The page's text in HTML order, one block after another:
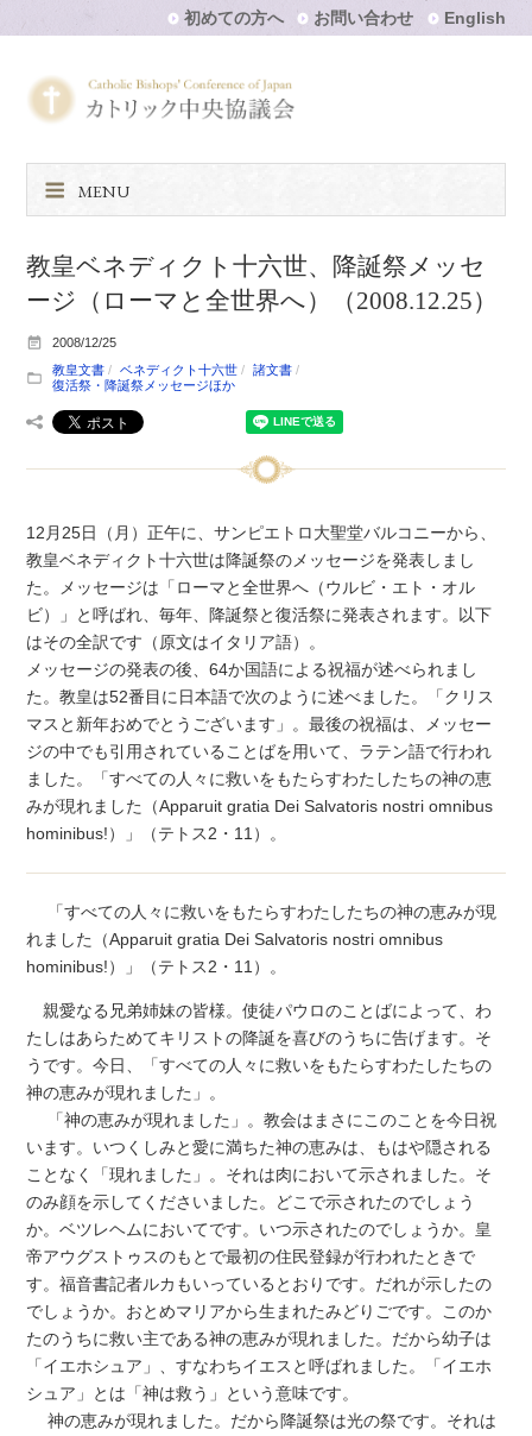
初めての方へ お問い合わせ English
MENU
教皇ベネディクト十六世、降誕祭メッセ
ージ（ローマと全世界へ）（2008.12.25）
2008/12/25
教皇文書
ベネディクト十六世
諸文書
復活祭・降誕祭メッセージほか
12月25日（月）正午に、サンピエトロ大聖堂バルコニーから、
教皇ベネディクト十六世は降誕祭のメッセージを発表しまし
た。メッセージは「ローマと全世界へ（ウルビ・エト・オル
ビ）」と呼ばれ、毎年、降誕祭と復活祭に発表されます。以下
はその全訳です（原文はイタリア語）。
メッセージの発表の後、64か国語による祝福が述べられまし
た。教皇は52番目に日本語で次のように述べました。「クリス
マスと新年おめでとうございます」。最後の祝福は、メッセー
ジの中でも引用されていることばを用いて、ラテン語で行われ
ました。「すべての人々に救いをもたらすわたしたちの神の恵
みが現れました（Apparuit gratia Dei Salvatoris nostri omnibus
hominibus!）」（テトス2・11）。
「すべての人々に救いをもたらすわたしたちの神の恵みが現
れました（Apparuit gratia Dei Salvatoris nostri omnibus
hominibus!）」（テトス2・11）。
親愛なる兄弟姉妹の皆様。使徒パウロのことばによって、わ
たしはあらためてキリストの降誕を喜びのうちに告げます。そ
うです。今日、「すべての人々に救いをもたらすわたしたちの
神の恵みが現れました」。
「神の恵みが現れました」。教会はまさにこのことを今日祝
います。いつくしみと愛に満ちた神の恵みは、もはや隠される
ことなく「現れました」。それは肉において示されました。そ
のみ顔を示してくださいました。どこで示されたのでしょう
か。ベツレヘムにおいてです。いつ示されたのでしょうか。皇
帝アウグストゥスのもとで最初の住民登録が行われたときで
す。福音書記者ルカもいっているとおりです。だれが示したの
でしょうか。おとめマリアから生まれたみどりごです。このか
たのうちに救い主である神の恵みが現れました。だから幼子は
「イエホシュア」、すなわちイエスと呼ばれました。「イエホ
シュア」とは「神は救う」という意味です。
神の恵みが現れました。だから降誕祭は光の祭です。それは